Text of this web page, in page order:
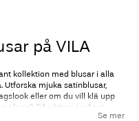
på VILA
kollektion med blusar i alla
Utforska mjuka satinblusar,
eller om du vill klä upp
plagg? Då sätter vi igång!
Se mer